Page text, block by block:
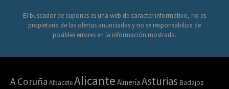
El buscador de cupones es una web de caracter informativo, no es
propietaria de las ofertas anunciadas y no se responsabiliza de
posibles errores en la información mostrada.
A Coruña AlbaceteAlicante Almería Asturias Badajoz